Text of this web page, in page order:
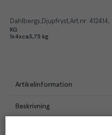
Dahlbergs Djupfryst Art.nr. 412414
KG
1x4xca3,75 kg
Artikelinformation
Beskrivning